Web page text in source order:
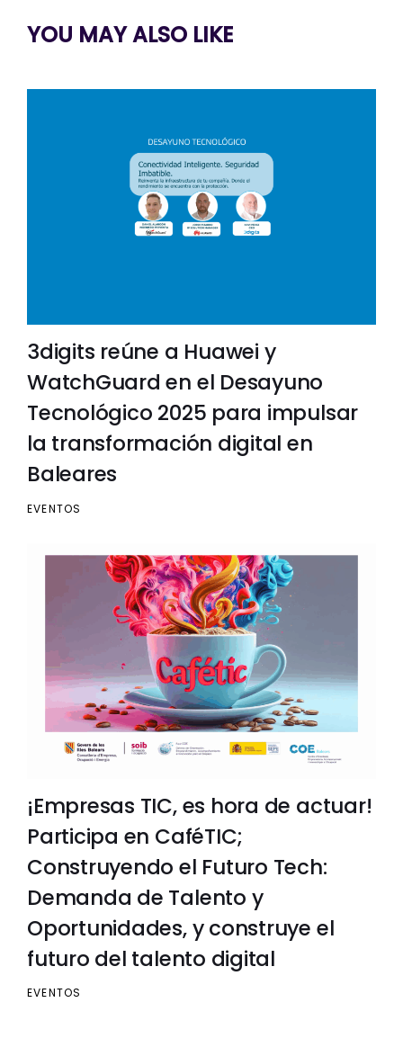
YOU MAY ALSO LIKE
3digits reúne a Huawei y
WatchGuard en el Desayuno
Tecnológico 2025 para impulsar
la transformación digital en
Baleares
EVENTOS
¡Empresas TIC, es hora de actuar!
Participa en CaféTIC;
Construyendo el Futuro Tech:
Demanda de Talento y
Oportunidades, y construye el
futuro del talento digital
EVENTOS